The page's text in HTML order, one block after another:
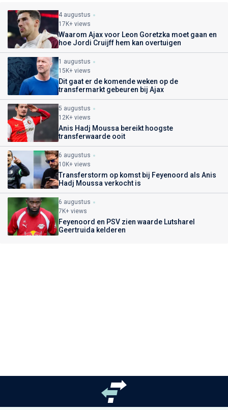
4 augustus
17K+ views
Waarom Ajax voor Leon Goretzka moet gaan en
hoe Jordi Cruijff hem kan overtuigen
1 augustus
15K+ views
Dit gaat er de komende weken op de
transfermarkt gebeuren bij Ajax
5 augustus
12K+ views
Anis Hadj Moussa bereikt hoogste
transferwaarde ooit
6 augustus
10K+ views
Transferstorm op komst bij Feyenoord als Anis
Hadj Moussa verkocht is
6 augustus
7K+ views
Feyenoord en PSV zien waarde Lutsharel
Geertruida kelderen